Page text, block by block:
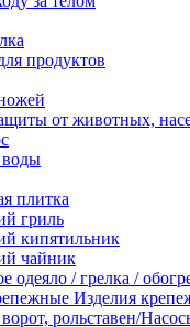
продуктов
от животных,
плитка
гриль
кипятильник
чайник
одеяло / грелка /
Изделия